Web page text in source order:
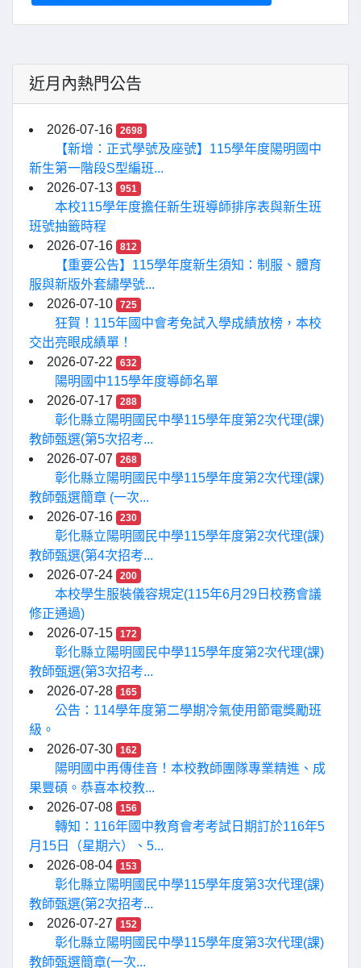
近月內熱門公告
2026-07-16 2698
【新增：正式學號及座號】115學年度陽明國中
新生第一階段S型編班...
2026-07-13
951
本校115學年度擔任新生班導師排序表與新生班
班號抽籤時程
2026-07-16
812
【重要公告】115學年度新生須知：制服、體育
服與新版外套繡學號...
2026-07-10
725
狂賀！115年國中會考免試入學成績放榜，本校
交出亮眼成績單！
2026-07-22
632
陽明國中115學年度導師名單
2026-07-17
288
彰化縣立陽明國民中學115學年度第2次代理(課)
教師甄選(第5次招考...
2026-07-07
268
彰化縣立陽明國民中學115學年度第2次代理(課)
教師甄選簡章 (一次...
2026-07-16
230
彰化縣立陽明國民中學115學年度第2次代理(課)
教師甄選(第4次招考...
2026-07-24
200
本校學生服裝儀容規定(115年6月29日校務會議
修正通過)
2026-07-15
172
彰化縣立陽明國民中學115學年度第2次代理(課)
教師甄選(第3次招考...
2026-07-28
165
公告：114學年度第二學期冷氣使用節電獎勵班
級。
2026-07-30
162
陽明國中再傳佳音！本校教師團隊專業精進、成
果豐碩。恭喜本校教...
2026-07-08
156
轉知：116年國中教育會考考試日期訂於116年5
月15日（星期六）、5...
2026-08-04
153
彰化縣立陽明國民中學115學年度第3次代理(課)
教師甄選(第2次招考...
2026-07-27
152
彰化縣立陽明國民中學115學年度第3次代理(課)
教師甄選簡章(一次...